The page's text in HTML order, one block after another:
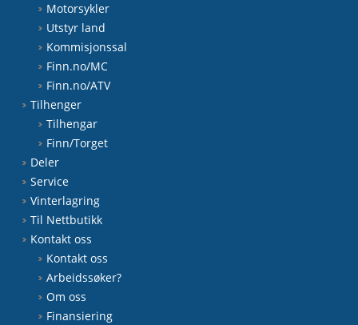
Motorsykler
Utstyr land
Kommisjonssal
Finn.no/MC
Finn.no/ATV
Tilhenger
Tilhengar
Finn/Torget
Deler
Service
Vinterlagring
Til Nettbutikk
Kontakt oss
Kontakt oss
Arbeidssøker?
Om oss
Finansiering